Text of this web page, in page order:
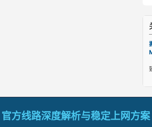
方线路深度解析与稳定上网方案